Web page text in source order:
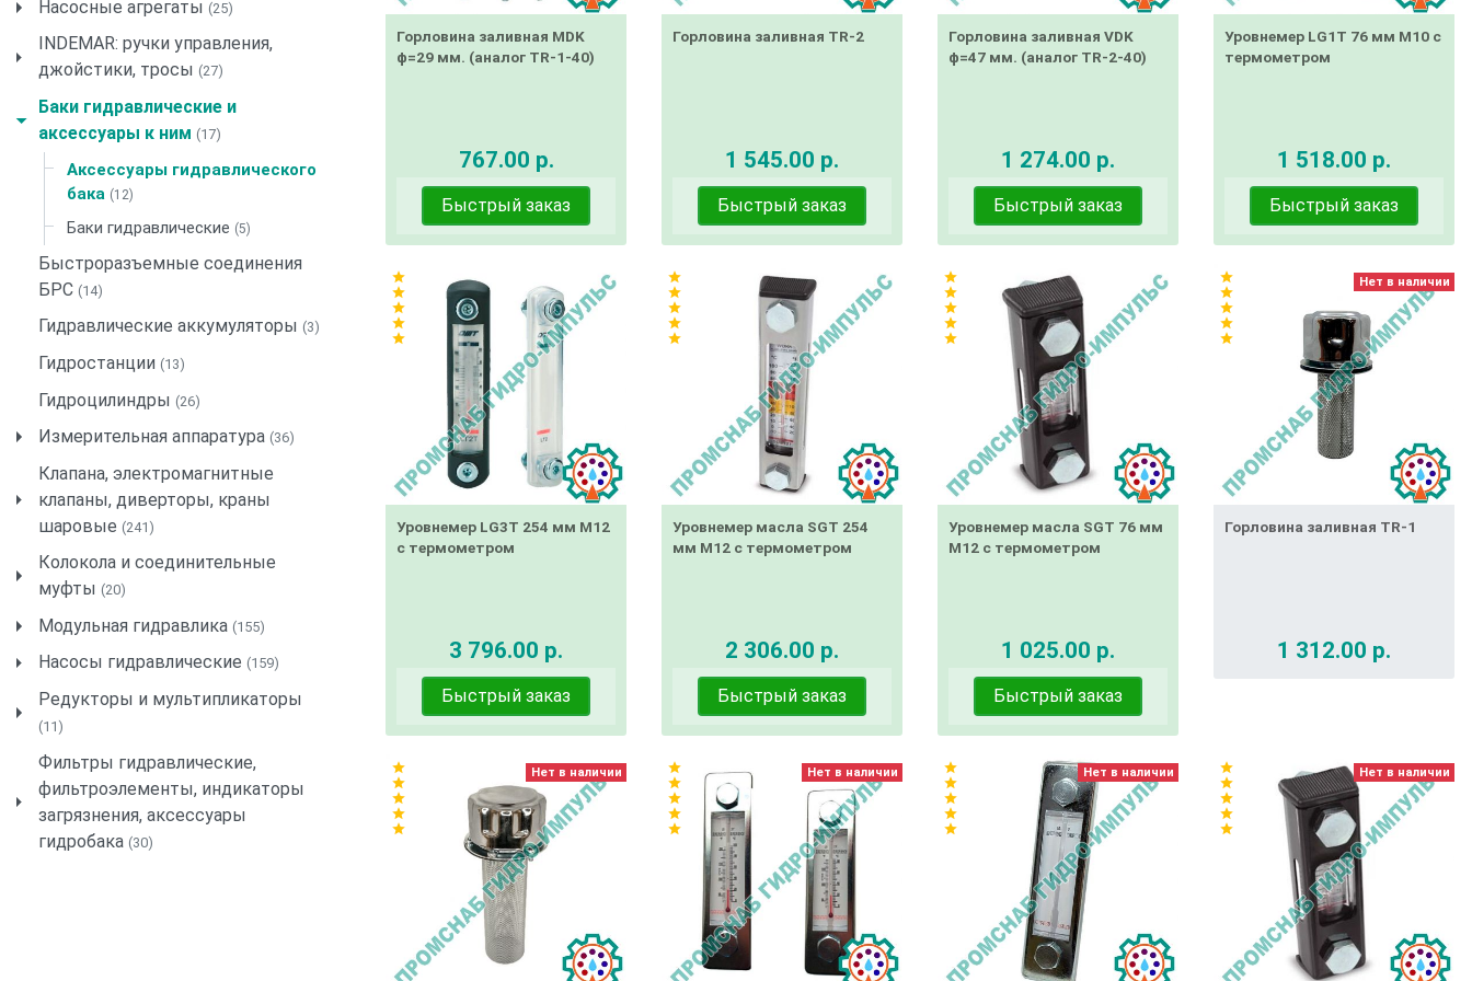
Насосные агрегаты (25)
INDEMAR: ручки управления,
джойстики, тросы (27)
Баки гидравлические и
аксессуары к ним (17)
Аксессуары гидравлического
бака (12)
Баки гидравлические (5)
Быстроразъемные соединения
БРС (14)
Гидравлические аккумуляторы (3)
Гидростанции (13)
Гидроцилиндры (26)
Измерительная аппаратура (36)
Клапана, электромагнитные
клапаны, диверторы, краны
шаровые (241)
Колокола и соединительные
муфты (20)
Модульная гидравлика (155)
Насосы гидравлические (159)
Редукторы и мультипликаторы
(11)
Фильтры гидравлические,
фильтроэлементы, индикаторы
загрязнения, аксессуары
гидробака (30)
Горловина заливная MDK
ф=29 мм. (аналог TR-1-40)
767.00 р.
Быстрый заказ
Горловина заливная TR-2
1 545.00 р.
Быстрый заказ
Горловина заливная VDK
ф=47 мм. (аналог TR-2-40)
1 274.00 р.
Быстрый заказ
Уровнемер LG1T 76 мм М10 с
термометром
1 518.00 р.
Быстрый заказ
Уровнемер LG3T 254 мм М12
с термометром
3 796.00 р.
star
star
star
star
star
Быстрый заказ
Уровнемер масла SGT 254
мм М12 с термометром
2 306.00 р.
star
star
star
star
star
Быстрый заказ
Уровнемер масла SGT 76 мм
М12 с термометром
1 025.00 р.
star
star
star
star
star
Быстрый заказ
Горловина заливная TR-1
1 312.00 р.
star
star
star
star
star
Нет в наличии
star
star
star
star
star
Нет в наличии
star
star
star
star
star
Нет в наличии
star
star
star
star
star
Нет в наличии
star
star
star
star
star
Нет в наличии